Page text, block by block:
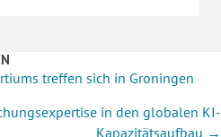
treffen sich in Groningen
in den globalen KI-
Kapazitätsaufbau →